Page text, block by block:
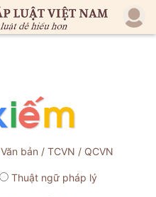
Văn bản / TCVN / QCVN
Thuật ngữ pháp lý